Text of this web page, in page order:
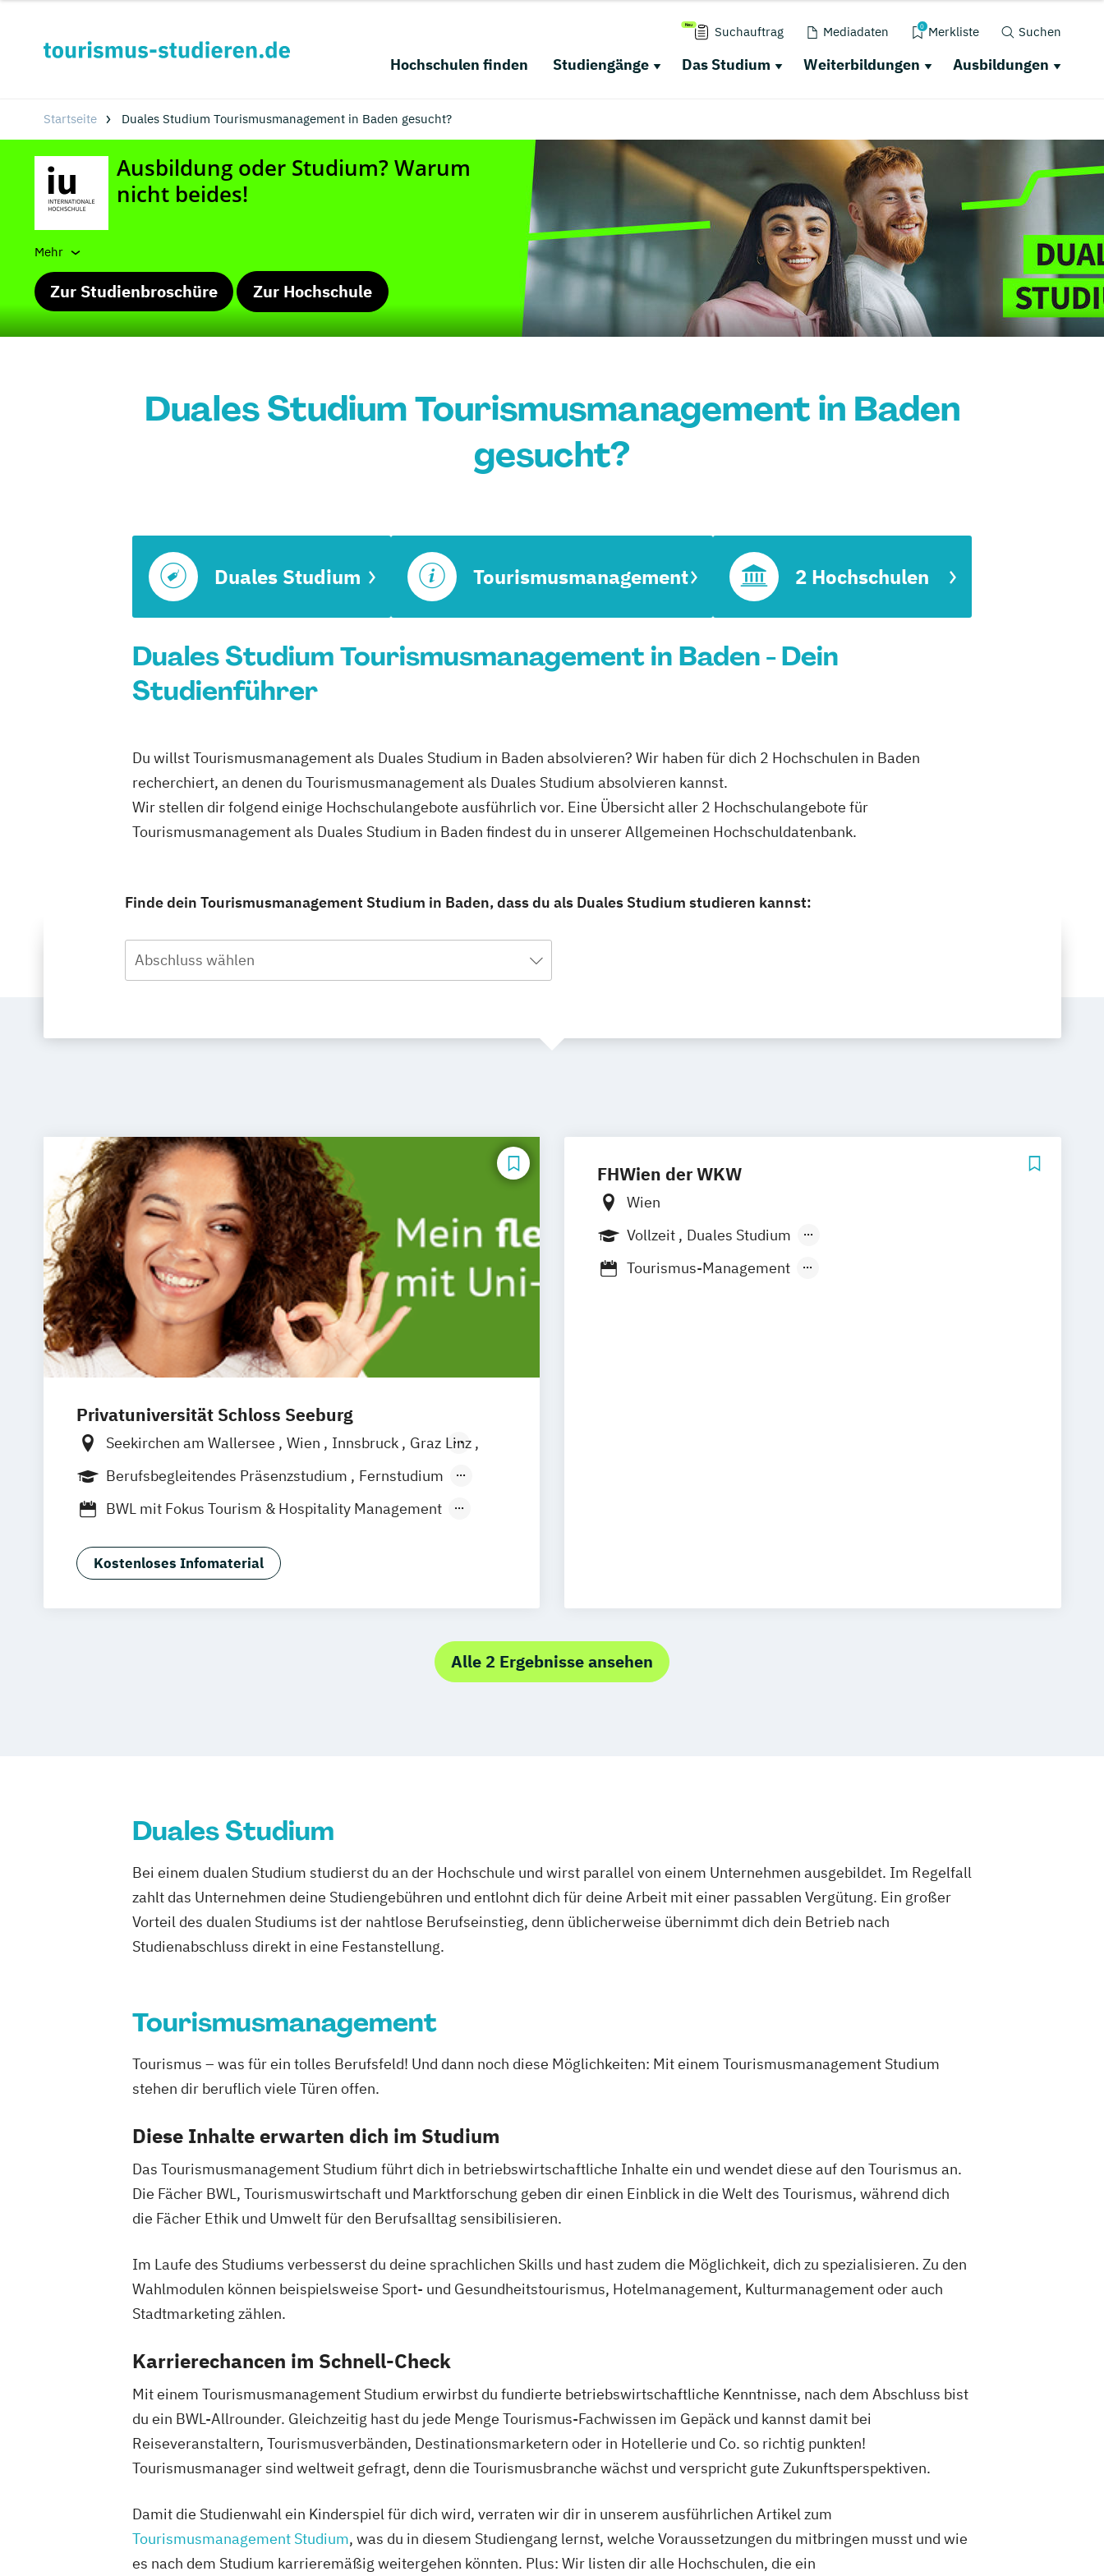
Suchauftrag Mediadaten 0 Merkliste Suchen
Hochschulen finden Studiengänge Das Studium Weiterbildungen Ausbildungen
Startseite Duales Studium Tourismusmanagement in Baden gesucht?
Mehr
Zur Studienbroschüre Zur Hochschule
Duales Studium Tourismusmanagement in Baden
gesucht?
Duales Studium Tourismusmanagement 2 Hochschulen
Duales Studium Tourismusmanagement in Baden - Dein
Studienführer
Du willst Tourismusmanagement als Duales Studium in Baden absolvieren? Wir haben für dich 2 Hochschulen in Baden
recherchiert, an denen du Tourismusmanagement als Duales Studium absolvieren kannst.
Wir stellen dir folgend einige Hochschulangebote ausführlich vor. Eine Übersicht aller 2 Hochschulangebote für
Tourismusmanagement als Duales Studium in Baden findest du in unserer Allgemeinen Hochschuldatenbank.
Finde dein Tourismusmanagement Studium in Baden, dass du als Duales Studium studieren kannst:
Abschluss wählen
Privatuniversität Schloss Seeburg
Seekirchen am Wallersee Wien Innsbruck Graz Linz
Südtirol
online
Berufsbegleitendes Präsenzstudium
Fernstudium
Duales Studium
Vollzeit
BWL mit Fokus Tourism & Hospitality Management
Master of Business Administration (60 CP)
Sport- und Eventmanagement
Kostenloses Infomaterial
FHWien der WKW
Wien
Vollzeit
Duales Studium
Berufsbegleitendes Präsenzstudium
Tourismus-Management
Alle 2 Ergebnisse ansehen
Duales Studium
Bei einem dualen Studium studierst du an der Hochschule und wirst parallel von einem Unternehmen ausgebildet. Im Regelfall
zahlt das Unternehmen deine Studiengebühren und entlohnt dich für deine Arbeit mit einer passablen Vergütung. Ein großer
Vorteil des dualen Studiums ist der nahtlose Berufseinstieg, denn üblicherweise übernimmt dich dein Betrieb nach
Studienabschluss direkt in eine Festanstellung.
Tourismusmanagement
Tourismus – was für ein tolles Berufsfeld! Und dann noch diese Möglichkeiten: Mit einem Tourismusmanagement Studium
stehen dir beruflich viele Türen offen.
Diese Inhalte erwarten dich im Studium
Das Tourismusmanagement Studium führt dich in betriebswirtschaftliche Inhalte ein und wendet diese auf den Tourismus an.
Die Fächer BWL, Tourismuswirtschaft und Marktforschung geben dir einen Einblick in die Welt des Tourismus, während dich
die Fächer Ethik und Umwelt für den Berufsalltag sensibilisieren.
Im Laufe des Studiums verbesserst du deine sprachlichen Skills und hast zudem die Möglichkeit, dich zu spezialisieren. Zu den
Wahlmodulen können beispielsweise Sport- und Gesundheitstourismus, Hotelmanagement, Kulturmanagement oder auch
Stadtmarketing zählen.
Karrierechancen im Schnell-Check
Mit einem Tourismusmanagement Studium erwirbst du fundierte betriebswirtschaftliche Kenntnisse, nach dem Abschluss bist
du ein BWL-Allrounder. Gleichzeitig hast du jede Menge Tourismus-Fachwissen im Gepäck und kannst damit bei
Reiseveranstaltern, Tourismusverbänden, Destinationsmarketern oder in Hotellerie und Co. so richtig punkten!
Tourismusmanager sind weltweit gefragt, denn die Tourismusbranche wächst und verspricht gute Zukunftsperspektiven.
Damit die Studienwahl ein Kinderspiel für dich wird, verraten wir dir in unserem ausführlichen Artikel zum
Tourismusmanagement Studium, was du in diesem Studiengang lernst, welche Voraussetzungen du mitbringen musst und wie
es nach dem Studium karrieremäßig weitergehen könnten. Plus: Wir listen dir alle Hochschulen, die ein